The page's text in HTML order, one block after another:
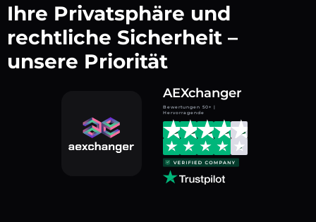
Ihre Privatsphäre und
rechtliche Sicherheit –
unsere Priorität
AEXchanger
Bewertungen 50+ |
Hervorragende